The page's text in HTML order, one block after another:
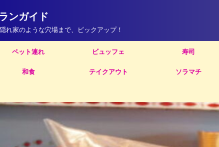
ンガイド
れ家のような穴場まで、ピックアップ！
ペット連れ ビュッフェ 寿司
和食 テイクアウト ソラマチ